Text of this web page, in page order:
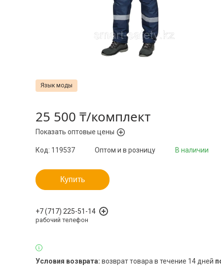
Язык моды
25 500 ₸/комплект
Показать оптовые цены
В наличии
Оптом и в розницу
Код: 119537
Купить
+7 (717) 225-51-14
рабочий телефон
возврат товара в течение 14 дней